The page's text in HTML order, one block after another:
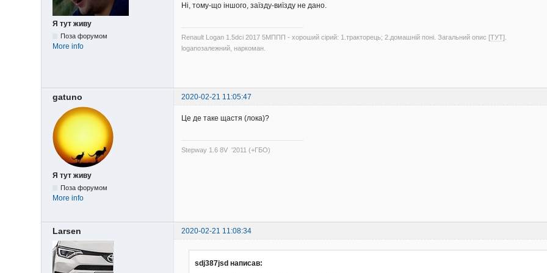
Я тут живу
Поза форумом
More info
Ні, тому-що іншого, заїзду-виїзду не дано.
Renault Logan 1.5dci 2017 5МППП - хороший сірий: 1.тракторець; 2.домашній поні. Загальний опис [ТУТ]
loganозалежний, наркоман.
gatuno 2020-02-21 11:05:47
Я тут живу
Поза форумом
More info
Це де таке щастя (лока)?
Stepway 1.6 8V '2011 (+ГБО)
Larsen 2020-02-21 11:08:34
sdj387jsd написав: